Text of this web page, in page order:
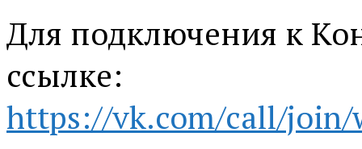
Для подключения к
ссылке:
https://vk.com/call/join/